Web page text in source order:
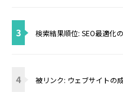
3 検索結果順位: SEO最適化
4 被リンク: ウェブサイトの